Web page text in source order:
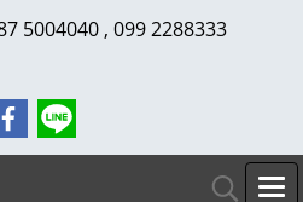
5004040 , 099 2288333